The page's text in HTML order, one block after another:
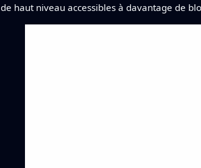
de haut niveau accessibles à davantage de